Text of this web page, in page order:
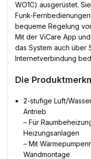
WO1C) ausgerüstet.
Funk-
bequeme Regelung
Mit der ViCare App
das System auch über
Internetverbindung
Die
2-stufige Luft/
Antrieb
– Für
Heizungsanlagen
– Mit
Wandmontage